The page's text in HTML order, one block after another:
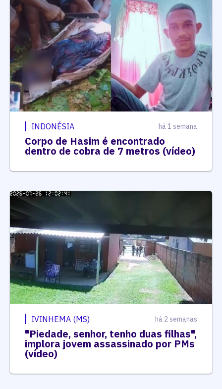
INDONÉSIA há 1 semana
Corpo de Hasim é encontrado
dentro de cobra de 7 metros (vídeo)
IVINHEMA (MS) há 2 semanas
"Piedade, senhor, tenho duas filhas",
implora jovem assassinado por PMs
(vídeo)